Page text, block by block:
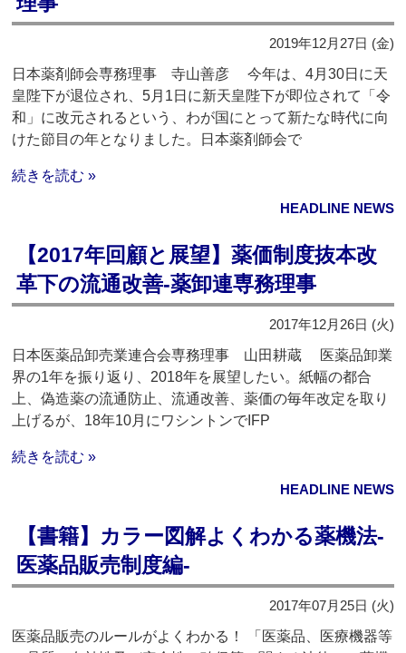
2019年12月27日 (金)
日本薬剤師会専務理事 寺山善彦 今年は、4月30日に天
皇陛下が退位され、5月1日に新天皇陛下が即位されて「令
和」に改元されるという、わが国にとって新たな時代に向
けた節目の年となりました。日本薬剤師会で
続きを読む »
HEADLINE NEWS
【2017年回顧と展望】薬価制度抜本改
革下の流通改善‐薬卸連専務理事
2017年12月26日 (火)
日本医薬品卸売業連合会専務理事 山田耕蔵 医薬品卸業
界の1年を振り返り、2018年を展望したい。紙幅の都合
上、偽造薬の流通防止、流通改善、薬価の毎年改定を取り
上げるが、18年10月にワシントンでIFP
続きを読む »
HEADLINE NEWS
【書籍】カラー図解よくわかる薬機法-
医薬品販売制度編-
2017年07月25日 (火)
医薬品販売のルールがよくわかる！ 「医薬品、医療機器等